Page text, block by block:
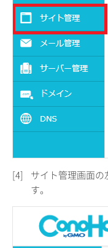
[4]
サイト管理画面
す。